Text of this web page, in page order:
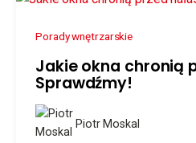
Porady wnętrzarskie
Jakie okna chronią
Sprawdźmy!
Piotr Moskal